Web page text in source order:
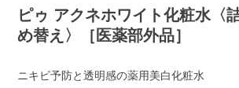
ピゥ アクネホワイト化粧水〈
め替え〉［医薬部外品］
ニキビ予防と透明感の薬用美白化粧水